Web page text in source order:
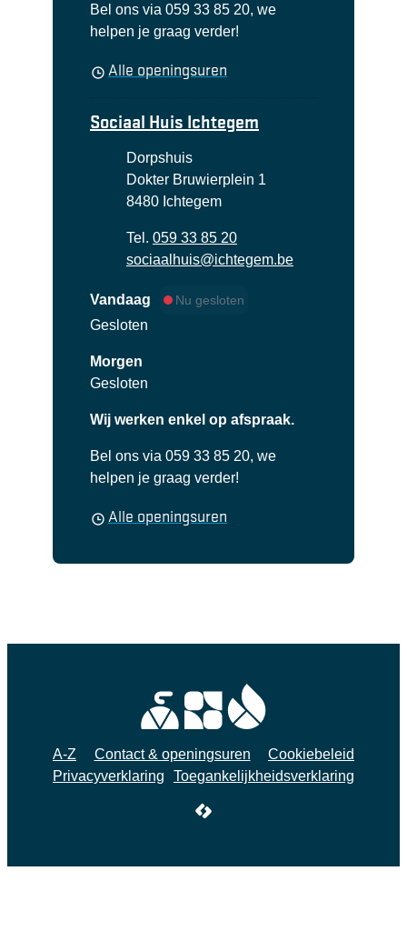
Bel ons via 059 33 85 20, we
helpen je graag verder!
Alle openingsuren
Sociaal Huis Ichtegem
AdresDorpshuis
Dokter Bruwierplein 1
,8480 Ichtegem
059 33 85 20
E-mailsociaalhuis@ichtegem.be
Vandaag Nu gesloten
Gesloten
Morgen
Gesloten
Wij werken enkel op afspraak.
Bel ons via 059 33 85 20, we
helpen je graag verder!
Alle openingsuren
A-Z Contact & openingsuren
Cookiebeleid
Privacyverklaring
Toegankelijkheidsverklaring
LCP nv 2026 ©